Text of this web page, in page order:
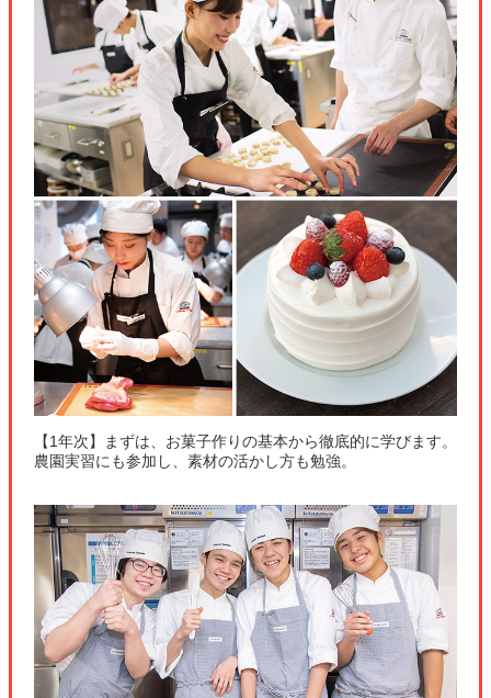
【1年次】まずは、お菓子作りの基本から徹底的に学びます。
農園実習にも参加し、素材の活かし方も勉強。